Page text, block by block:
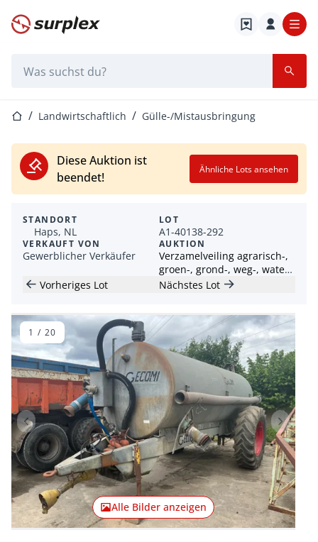
Startseite
StartseiteLandwirtschaftlich Gülle-/Mistausbringung
Diese Auktion ist
beendet!
Ähnliche Lots ansehen
STANDORT
Haps, NL
VERKAUFT VON
Gewerblicher Verkäufer
LOT
A1-40138-292
AUKTION
Verzamelveiling agrarisch-,
groen-, grond-, weg-, water-
und transportmaterieel
Vorheriges Lot Nächstes Lot
Vorheriger Artikel
Alle Bilder anzeigen
1 / 20